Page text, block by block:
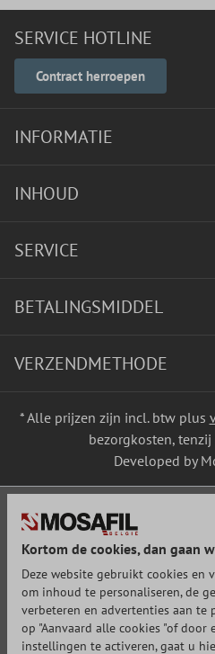
SERVICE HOTLINE
Contract herroepen
INFORMATIE
INHOUD
SERVICE
BETALINGSMIDDEL
VERZENDMETHODE
* Alle prijzen zijn incl. btw plus
bezorgkosten,
Developed by
Kortom de cookies, dan gaan
Deze website gebruikt cookies en
om inhoud te personaliseren, de
verbeteren en advertenties aan te
op "Aanvaard alle cookies "of
instellingen te activeren, gaat u